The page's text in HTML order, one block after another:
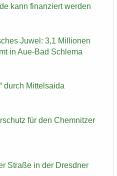
kann fi­nan­ziert wer­den
Juwel: 3,1 Mil­lio­nen
in Aue-​Bad Schle­ma
durch Mit­tel­sai­da
für den Chem­nit­zer
Stra­ße in der Dresd­ner